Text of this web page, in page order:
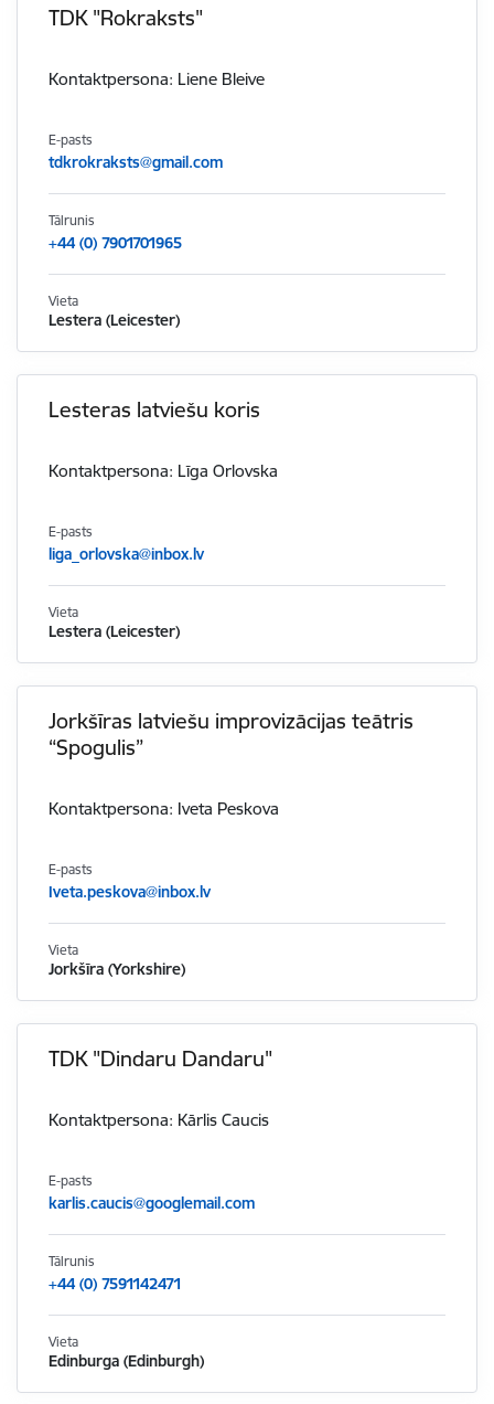
TDK "Rokraksts"
Kontaktpersona: Liene Bleive
E-pasts
tdkrokraksts@gmail.com
Tālrunis
+44 (0) 7901701965
Vieta
Lestera (Leicester)
Lesteras latviešu koris
Kontaktpersona: Līga Orlovska
E-pasts
liga_orlovska@inbox.lv
Vieta
Lestera (Leicester)
Jorkšīras latviešu improvizācijas teātris
“Spogulis”
Kontaktpersona: Iveta Peskova
E-pasts
Iveta.peskova@inbox.lv
Vieta
Jorkšīra (Yorkshire)
TDK "Dindaru Dandaru"
Kontaktpersona: Kārlis Caucis
E-pasts
karlis.caucis@googlemail.com
Tālrunis
+44 (0) 7591142471
Vieta
Edinburga (Edinburgh)